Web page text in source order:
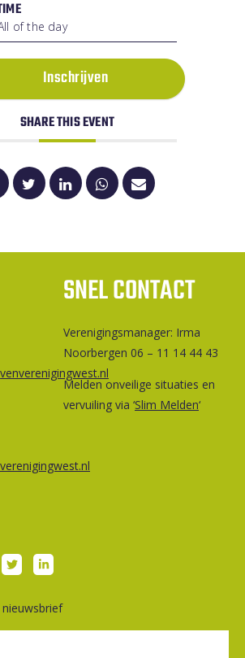
of the day
Inschrijven
SHARE THIS EVENT
SNEL CONTACT
Ver­e­ni­gings­ma­na­ger: Irma
Noorbergen 06 – 11 14 44 43
Melden onveilige situaties en
vervuiling via ‘Slim Melden‘